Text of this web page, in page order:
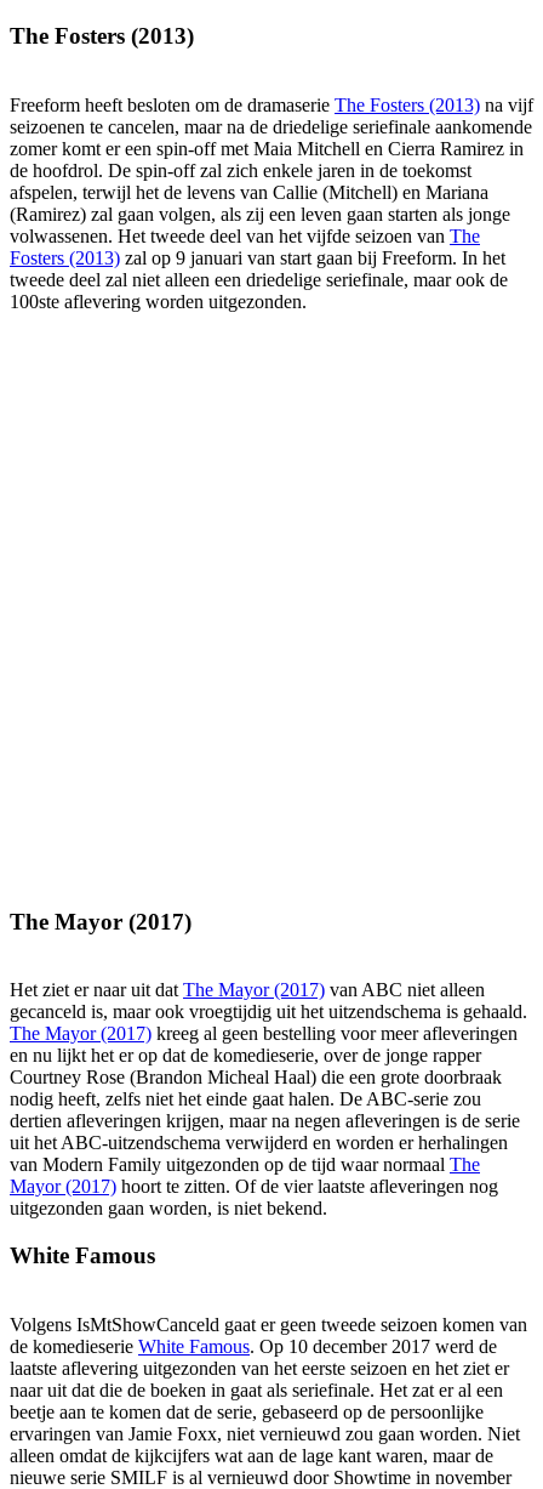
The Fosters (2013)
Freeform heeft besloten om de dramaserie The Fosters (2013) na vijf
seizoenen te cancelen, maar na de driedelige seriefinale aankomende
zomer komt er een spin-off met Maia Mitchell en Cierra Ramirez in
de hoofdrol. De spin-off zal zich enkele jaren in de toekomst
afspelen, terwijl het de levens van Callie (Mitchell) en Mariana
(Ramirez) zal gaan volgen, als zij een leven gaan starten als jonge
volwassenen. Het tweede deel van het vijfde seizoen van The
Fosters (2013) zal op 9 januari van start gaan bij Freeform. In het
tweede deel zal niet alleen een driedelige seriefinale, maar ook de
100ste aflevering worden uitgezonden.
The Mayor (2017)
Het ziet er naar uit dat The Mayor (2017) van ABC niet alleen
gecanceld is, maar ook vroegtijdig uit het uitzendschema is gehaald.
The Mayor (2017) kreeg al geen bestelling voor meer afleveringen
en nu lijkt het er op dat de komedieserie, over de jonge rapper
Courtney Rose (Brandon Micheal Haal) die een grote doorbraak
nodig heeft, zelfs niet het einde gaat halen. De ABC-serie zou
dertien afleveringen krijgen, maar na negen afleveringen is de serie
uit het ABC-uitzendschema verwijderd en worden er herhalingen
van Modern Family uitgezonden op de tijd waar normaal The
Mayor (2017) hoort te zitten. Of de vier laatste afleveringen nog
uitgezonden gaan worden, is niet bekend.
White Famous
Volgens IsMtShowCanceld gaat er geen tweede seizoen komen van
de komedieserie White Famous. Op 10 december 2017 werd de
laatste aflevering uitgezonden van het eerste seizoen en het ziet er
naar uit dat die de boeken in gaat als seriefinale. Het zat er al een
beetje aan te komen dat de serie, gebaseerd op de persoonlijke
ervaringen van Jamie Foxx, niet vernieuwd zou gaan worden. Niet
alleen omdat de kijkcijfers wat aan de lage kant waren, maar de
nieuwe serie SMILF is al vernieuwd door Showtime in november